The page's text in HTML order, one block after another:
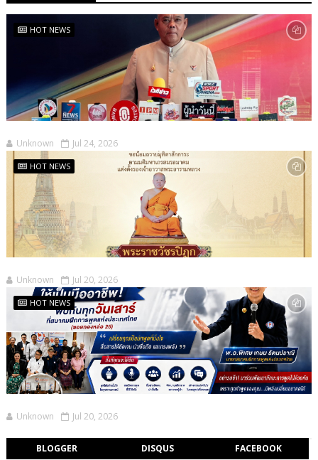
HOT NEWS
Unknown Jul 24, 2026
HOT NEWS
Unknown Jul 20, 2026
HOT NEWS
Unknown Jul 20, 2026
BLOGGER DISQUS FACEBOOK